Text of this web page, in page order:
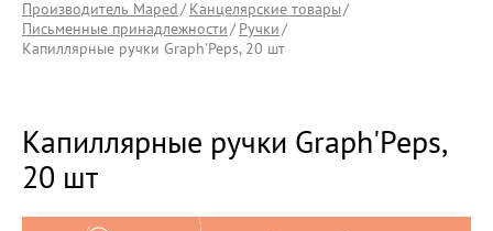
Производитель Maped
Канцелярские товары
Письменные принадлежности
Ручки
Капиллярные ручки Graph'Peps, 20 шт
Капиллярные ручки Graph'Peps,
20 шт